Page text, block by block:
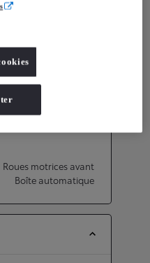
Roues motrices avant
Boîte automatique